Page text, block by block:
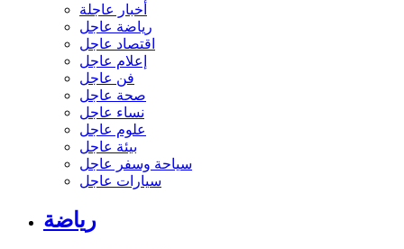
أخبار عاجلة
رياضة عاجل
اقتصاد عاجل
إعلام عاجل
فن عاجل
صحة عاجل
نساء عاجل
علوم عاجل
بيئة عاجل
سياحة وسفر عاجل
سيارات عاجل
رياضة